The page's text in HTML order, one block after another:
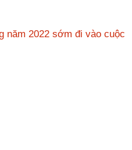
năm 2022 sớm đi vào cuộc